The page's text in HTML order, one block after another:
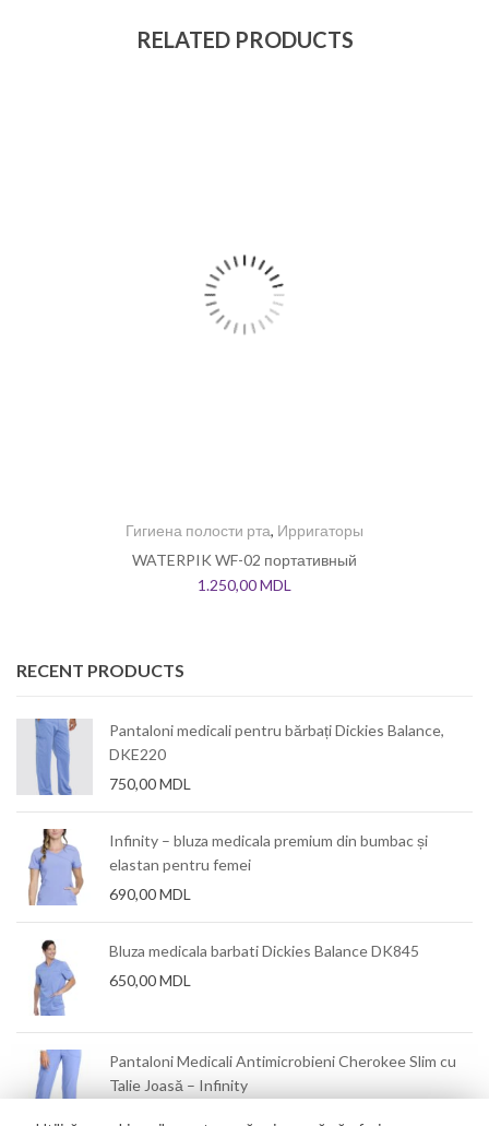
RELATED PRODUCTS
Гигиена полости рта, Ирригаторы
WATERPIK WF-02 портативный
1.250,00MDL
RECENT PRODUCTS
Pantaloni medicali pentru bărbați Dickies Balance,
DKE220
750,00MDL
Infinity – bluza medicala premium din bumbac și
elastan pentru femei
690,00MDL
Bluza medicala barbati Dickies Balance DK845
650,00MDL
Pantaloni Medicali Antimicrobieni Cherokee Slim cu
Talie Joasă – Infinity